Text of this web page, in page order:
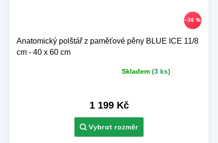
–36 %
Anatomický polštář z paměťové pěny BLUE ICE 11/8
cm - 40 x 60 cm
Skladem (3 ks)
1 199 Kč